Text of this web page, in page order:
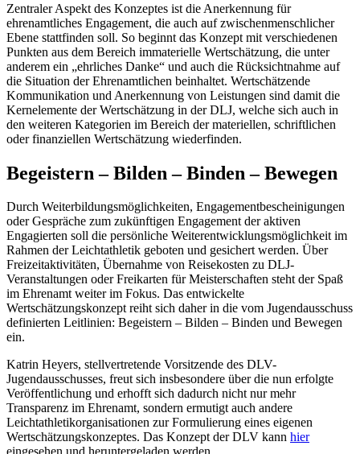
Zentraler Aspekt des Konzeptes ist die Anerkennung für
ehrenamtliches Engagement, die auch auf zwischenmenschlicher
Ebene stattfinden soll. So beginnt das Konzept mit verschiedenen
Punkten aus dem Bereich immaterielle Wertschätzung, die unter
anderem ein „ehrliches Danke“ und auch die Rücksichtnahme auf
die Situation der Ehrenamtlichen beinhaltet. Wertschätzende
Kommunikation und Anerkennung von Leistungen sind damit die
Kernelemente der Wertschätzung in der DLJ, welche sich auch in
den weiteren Kategorien im Bereich der materiellen, schriftlichen
oder finanziellen Wertschätzung wiederfinden.
Begeistern – Bilden – Binden – Bewegen
Durch Weiterbildungsmöglichkeiten, Engagementbescheinigungen
oder Gespräche zum zukünftigen Engagement der aktiven
Engagierten soll die persönliche Weiterentwicklungsmöglichkeit im
Rahmen der Leichtathletik geboten und gesichert werden. Über
Freizeitaktivitäten, Übernahme von Reisekosten zu DLJ-
Veranstaltungen oder Freikarten für Meisterschaften steht der Spaß
im Ehrenamt weiter im Fokus. Das entwickelte
Wertschätzungskonzept reiht sich daher in die vom Jugendausschuss
definierten Leitlinien: Begeistern – Bilden – Binden und Bewegen
ein.
Katrin Heyers, stellvertretende Vorsitzende des DLV-
Jugendausschusses, freut sich insbesondere über die nun erfolgte
Veröffentlichung und erhofft sich dadurch nicht nur mehr
Transparenz im Ehrenamt, sondern ermutigt auch andere
Leichtathletikorganisationen zur Formulierung eines eigenen
Wertschätzungskonzeptes. Das Konzept der DLV kann hier